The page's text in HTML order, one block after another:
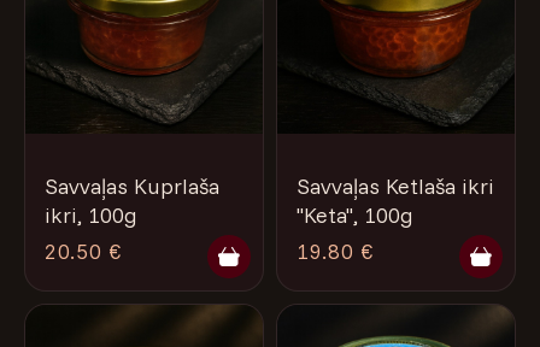
Savvaļas Kuprlaša
ikri, 100g
20.50 €
Savvaļas Ketlaša ikri
''Keta'', 100g
19.80 €